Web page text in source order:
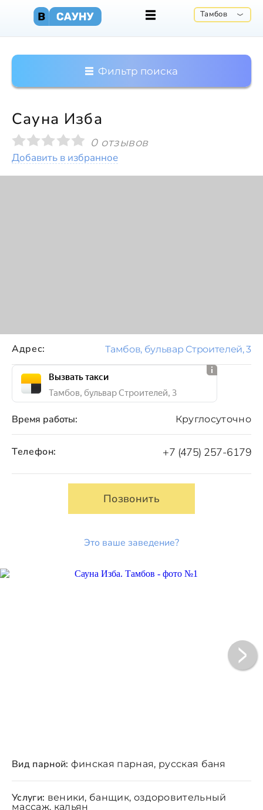
Тамбов
Фильтр поиска
Сауна Изба
0 отзывов
Добавить в избранное
Время работы: Круглосуточно
Телефон: +7 (475) 257-6179
Позвонить
Это ваше заведение?
Адрес: Тамбов, бульвар Строителей, 3
Вызвать такси
Тамбов, бульвар Строителей, 3
Вид парной: финская парная, русская баня
Услуги: веники, банщик, оздоровительный
массаж, кальян